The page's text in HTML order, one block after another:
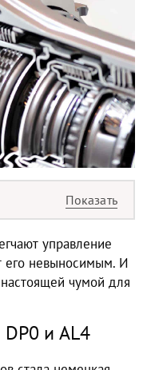
управление
его невыносимым. И
чумой для
и AL4